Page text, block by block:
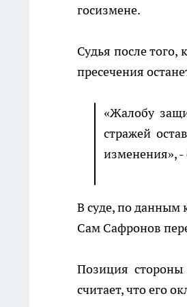
госизмене.
Судья после того,
пресечения
«Жалобу
стражей
изменения», -
В суде, по данным
Сам Сафронов
Позиция
считает, что его